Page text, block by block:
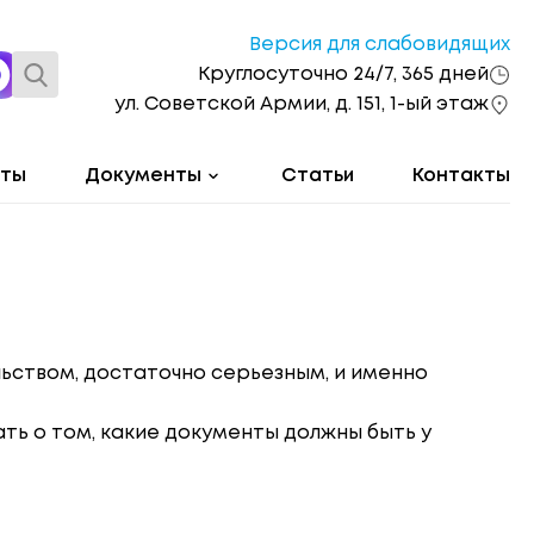
Версия для слабовидящих
Круглосуточно 24/7, 365 дней
ул. Советской Армии, д. 151, 1-ый этаж
Документы Статьи Контакты
достаточно серьезным, и именно
о том, какие документы должны быть у